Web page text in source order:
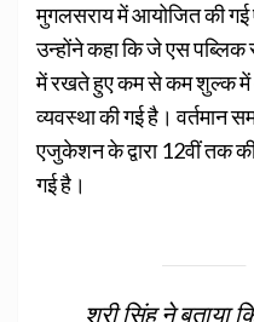
मुगलसराय में आयोजित की गई
उन्होंने कहा कि जे एस पब्लिक
में रखते हुए कम से कम शुल्क में
व्यवस्था की गई है। वर्तमान
एजुकेशन के द्वारा 12वीं तक की
गई है।
श्री सिंह ने बताया